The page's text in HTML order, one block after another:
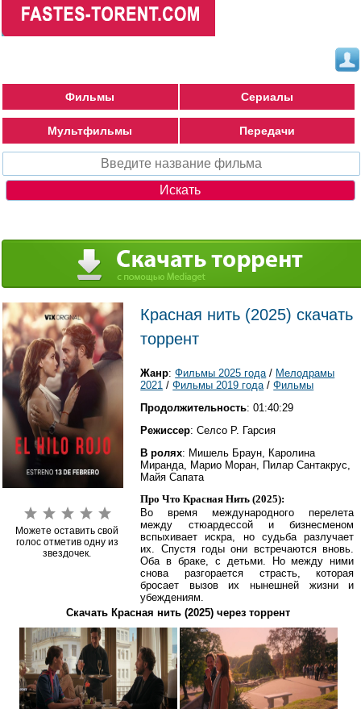
Фильмы Сериалы
Мультфильмы Передачи
Можете оставить свой
голос отметив одну из
звездочек.
Красная нить (2025) скачать
торрент
Жанр:Фильмы 2025 года/ Мелодрамы
2021 /Фильмы 2019 года/Фильмы
Продолжительность: 01:40:29
Режиссер: Селсо Р. Гарсия
В ролях: Мишель Браун, Каролина
Миранда, Марио Моран, Пилар Сантакрус,
Майя Сапата
Про Что Красная Нить (2025):
Во время международного перелета
между стюардессой и бизнесменом
вспыхивает искра, но судьба разлучает
их. Спустя годы они встречаются вновь.
Оба в браке, с детьми. Но между ними
снова разгорается страсть, которая
бросает вызов их нынешней жизни и
убеждениям.
Скачать Красная нить (2025) через торрент